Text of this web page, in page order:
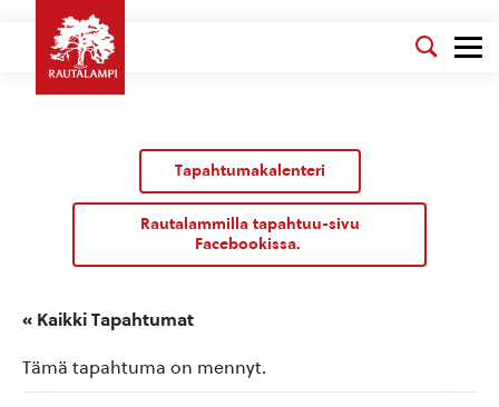
Tapahtumakalenteri
Rautalammilla tapahtuu-sivu
Facebookissa.
« Kaikki Tapahtumat
Tämä tapahtuma on mennyt.